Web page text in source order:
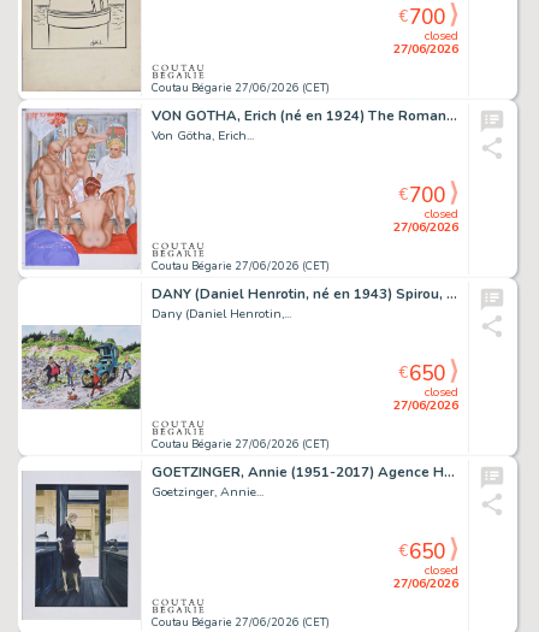
Coutau Bégarie 27/06/2026 (CET)
closed
27/06/2026
€700
VON GÖTHA, Erich (né en 1924) The Roman life of Laura. Encres...
Von Götha, Erich...
Coutau Bégarie 27/06/2026 (CET)
closed
27/06/2026
€700
DANY (Daniel Henrotin, né en 1943) Spirou, La gorgone...
Dany (Daniel Henrotin,...
Coutau Bégarie 27/06/2026 (CET)
closed
27/06/2026
€650
GOETZINGER, Annie (1951-2017) Agence Hardy, illustration...
Goetzinger, Annie...
Coutau Bégarie 27/06/2026 (CET)
closed
27/06/2026
€650